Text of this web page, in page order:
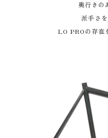
奥行きの
派手さ
LO PROの存在